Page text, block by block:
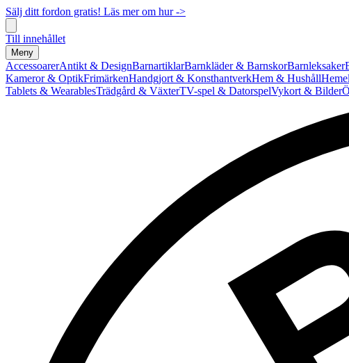
Sälj ditt fordon gratis! Läs mer om hur ->
Till innehållet
Meny
AccessoarerAntikt & DesignBarnartiklarBarnkläder & BarnskorBarnleksaker
Kameror & OptikFrimärkenHandgjort & KonsthantverkHem & Hushåll
Tablets & WearablesTrädgård & VäxterTV-spel & DatorspelVykort & Bilder